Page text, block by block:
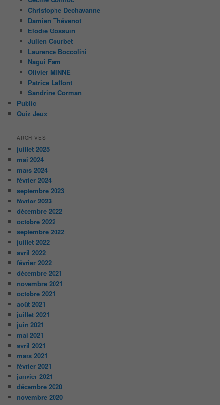
Christophe Dechavanne
Damien Thévenot
Elodie Gossuin
Julien Courbet
Laurence Boccolini
Nagui Fam
Olivier MINNE
Patrice Laffont
Sandrine Corman
Public
Quiz Jeux
ARCHIVES
juillet 2025
mai 2024
mars 2024
février 2024
septembre 2023
février 2023
décembre 2022
octobre 2022
septembre 2022
juillet 2022
avril 2022
février 2022
décembre 2021
novembre 2021
octobre 2021
août 2021
juillet 2021
juin 2021
mai 2021
avril 2021
mars 2021
février 2021
janvier 2021
décembre 2020
novembre 2020